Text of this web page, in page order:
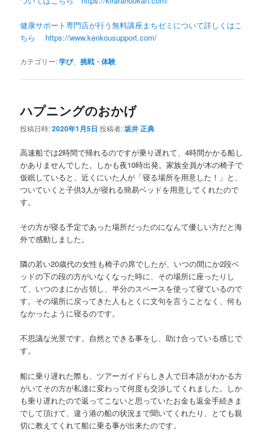
健康サポート専門店が行う無料講座まちゼミについて詳しくはこ
ちら https://www.kenkousupport.com/
カテゴリー:学び、挑戦・体験
ハプニングのおかげ
投稿日時:2020年1月5日 投稿者:坂井 正典
高速船では2時間で帰れるのですが乗り遅れて、4時間かかる船し
かありませんでした。しかも夜10時出発。家族全員が木の椅子で
仮眠していると、近くにいた人が「寝る場所を用意した！」と、
ついていくと子供3人が寝れる簡易ベッドを用意してくれたので
す。
その方が寝る予定であった場所だったのになんて優しい方だと海
外で感動しました。
隣の若い20歳代の女性も椅子の席でしたが、いつの間にか2段ベ
ッドの下の段の方がいなくなった時に、その場所に座ったりし
て、いつのまにか占領し、半分のスペースを使って寝ているので
す。その場所に戻ってきた人もとくに文句を言うことなく、何も
なかったように寝るのです。
不思議な光景です。自然とできる事をし、助け合っている感じで
す。
船に乗り遅れた際も、ツアーガイドらしき人で日本語がわかる方
がいてその方が私達に変わって何度も交渉してくれました。しか
も乗り遅れたので返ってこないと思っていたお金も返金手続きま
でして頂けて、違う港の船の状況まで聞いてくれたり、とても親
切に教えてくれて船に乗る事が出来たのです。